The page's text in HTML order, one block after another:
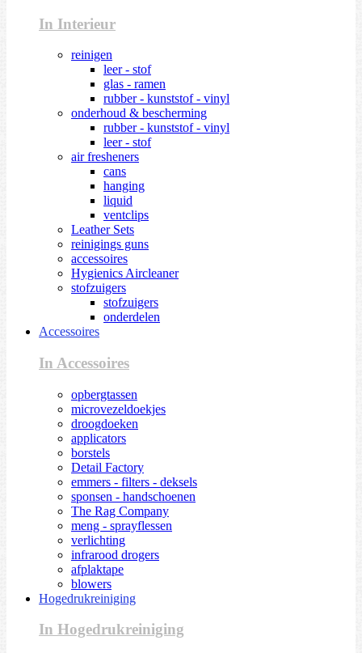
In Interieur
reinigen
leer - stof
glas - ramen
rubber - kunststof - vinyl
onderhoud & bescherming
rubber - kunststof - vinyl
leer - stof
air fresheners
cans
hanging
liquid
ventclips
Leather Sets
reinigings guns
accessoires
Hygienics Aircleaner
stofzuigers
stofzuigers
onderdelen
Accessoires
In Accessoires
opbergtassen
microvezeldoekjes
droogdoeken
applicators
borstels
Detail Factory
emmers - filters - deksels
sponsen - handschoenen
The Rag Company
meng - sprayflessen
verlichting
infrarood drogers
afplaktape
blowers
Hogedrukreiniging
In Hogedrukreiniging